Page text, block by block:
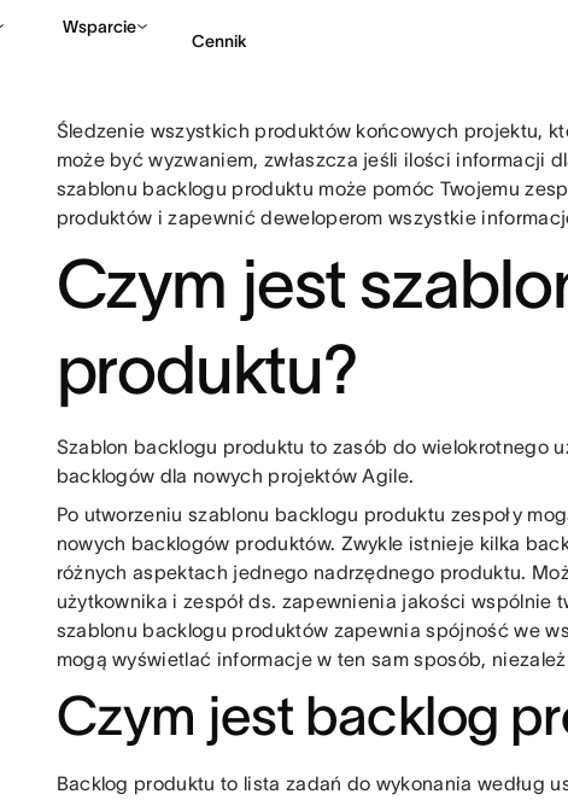
Wsparcie
Cennik
Kontakt ze sprzedażą
Śledzenie wszystkich produktów końcowych projektu,
może być wyzwaniem, zwłaszcza jeśli ilości informacji
szablonu backlogu produktu może pomóc Twojemu
produktów i zapewnić deweloperom wszystkie
Czym jest
produktu?
Szablon backlogu produktu to zasób do wielokrotnego
backlogów dla nowych projektów Agile.
Po utworzeniu szablonu backlogu produktu zespoły
nowych backlogów produktów. Zwykle istnieje kilka
różnych aspektach jednego nadrzędnego produktu.
użytkownika i zespół ds. zapewnienia jakości wspólnie
szablonu backlogu produktów zapewnia spójność we
mogą wyświetlać informacje w ten sam sposób,
Czym jest backlog
Backlog produktu to lista zadań do wykonania według